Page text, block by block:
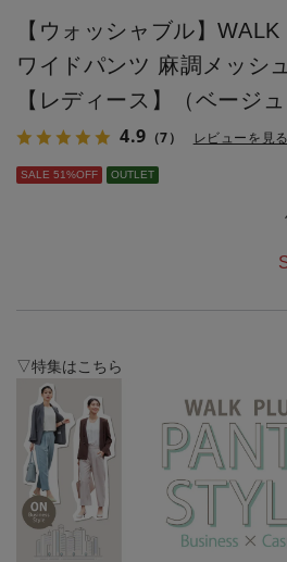
【ウォッシャブル】
ワイドパンツ 麻調メッシ
【レディース】（ベージュ
4.9 （7） レビューを見る
SALE 51%OFF OUTLET
▽特集はこちら